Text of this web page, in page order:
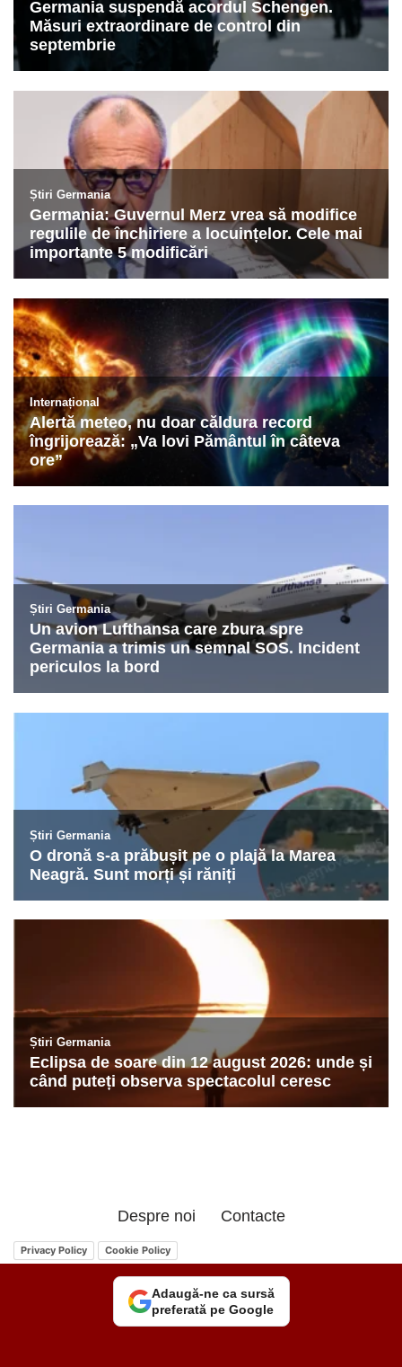
Despre noi Contacte
Privacy Policy Cookie Policy
Adaugă-ne ca sursă
preferată pe Google